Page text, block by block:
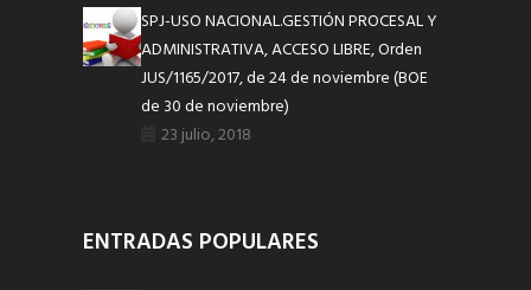
SPJ-USO NACIONAL.GESTIÓN PROCESAL Y
ADMINISTRATIVA, ACCESO LIBRE, Orden
JUS/1165/2017, de 24 de noviembre (BOE
de 30 de noviembre)
23 julio, 2018
ENTRADAS POPULARES